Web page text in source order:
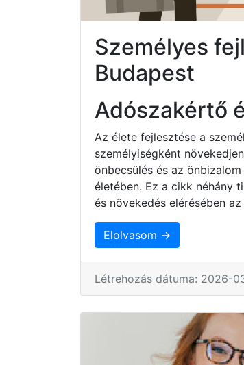
Személyes
Budapest
Adószakértő
Az élete fejlesztése a
személyiségként
önbecsülés és az
életében. Ez a cikk néhány
és növekedés elérésében
Elolvasom →
Létrehozás dátuma: 2026-